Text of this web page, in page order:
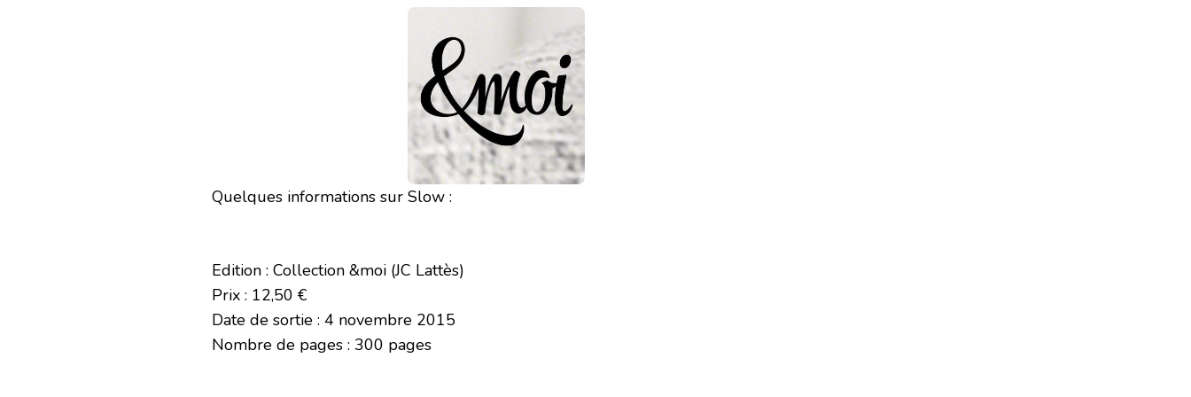
Quelques informations sur Slow :
Edition : Collection &moi (JC Lattès)
Prix : 12,50 €
Date de sortie : 4 novembre 2015
Nombre de pages : 300 pages